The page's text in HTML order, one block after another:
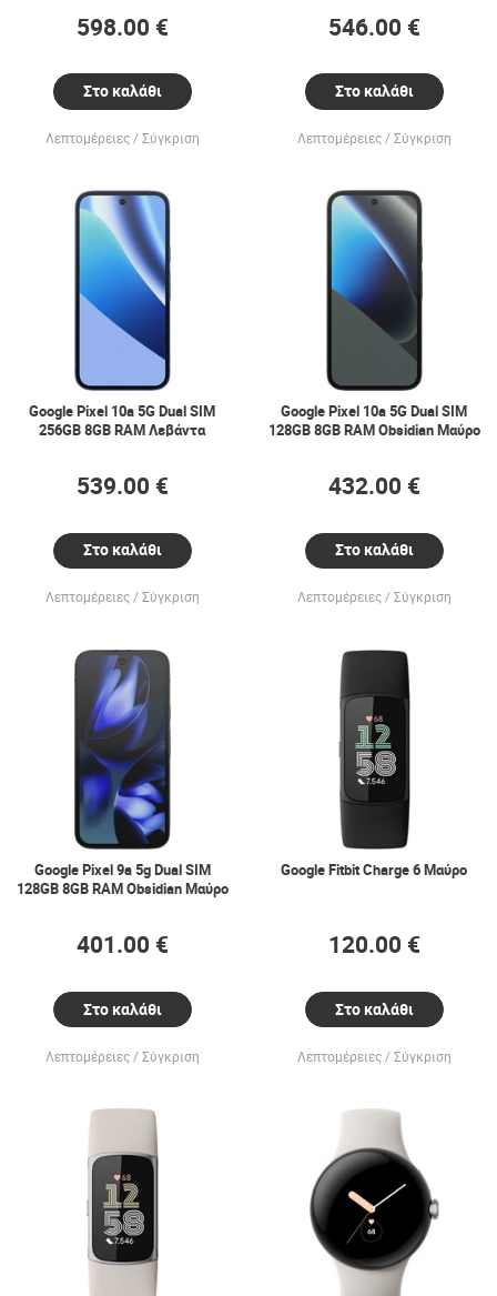
598.00 €
Στο καλάθι
Λεπτομέρειες Σύγκριση
546.00 €
Στο καλάθι
Λεπτομέρειες Σύγκριση
Google Pixel 10a 5G Dual SIM
256GB 8GB RAM Λεβάντα
539.00 €
Στο καλάθι
Λεπτομέρειες Σύγκριση
Google Pixel 10a 5G Dual SIM
128GB 8GB RAM Obsidian Μαύρο
432.00 €
Στο καλάθι
Λεπτομέρειες Σύγκριση
Google Pixel 9a 5g Dual SIM
128GB 8GB RAM Obsidian Μαύρο
401.00 €
Στο καλάθι
Λεπτομέρειες Σύγκριση
Google Fitbit Charge 6 Μαύρο
120.00 €
Στο καλάθι
Λεπτομέρειες Σύγκριση